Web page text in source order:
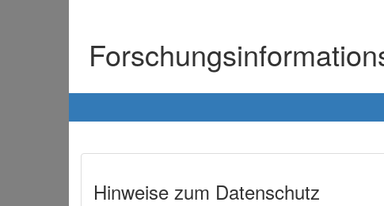
Hinweise zum Datenschutz